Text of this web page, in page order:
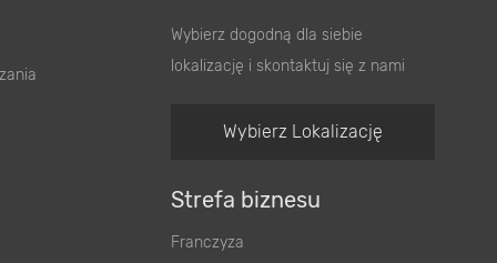
Wybierz dogodną dla siebie
lokalizację i skontaktuj się z nami
Wybierz Lokalizację
Strefa biznesu
Franczyza